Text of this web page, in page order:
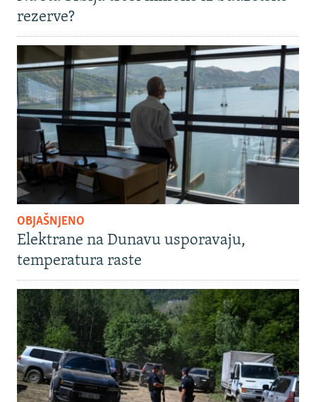
rezerve?
OBJAŠNJENO
Elektrane na Dunavu usporavaju,
temperatura raste